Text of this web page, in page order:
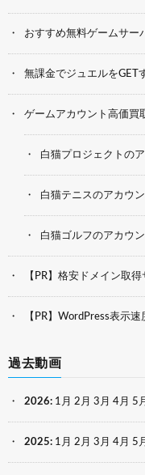
おすすめ無料ゲームサー
無課金でジュエルをGET
ゲームアカウント高価買
白猫プロジェクトの
白猫テニスのアカウ
白猫ゴルフのアカウ
【PR】格安ドメイン取
【PR】WordPress表示
過去動画
2026: 1月 2月 3月 4月 5
2025: 1月 2月 3月 4月 5